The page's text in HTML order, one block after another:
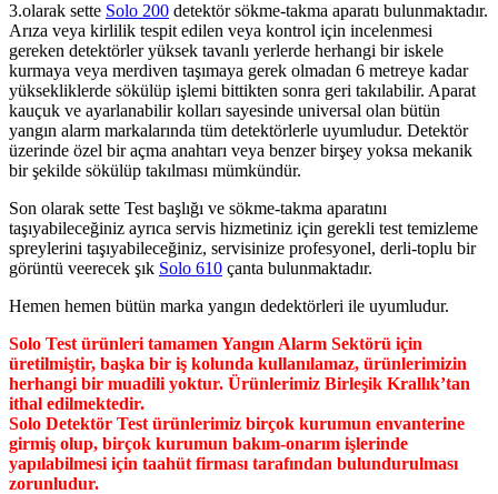
3.olarak sette Solo 200 detektör sökme-takma aparatı bulunmaktadır.
Arıza veya kirlilik tespit edilen veya kontrol için incelenmesi
gereken detektörler yüksek tavanlı yerlerde herhangi bir iskele
kurmaya veya merdiven taşımaya gerek olmadan 6 metreye kadar
yüksekliklerde sökülüp işlemi bittikten sonra geri takılabilir. Aparat
kauçuk ve ayarlanabilir kolları sayesinde universal olan bütün
yangın alarm markalarında tüm detektörlerle uyumludur. Detektör
üzerinde özel bir açma anahtarı veya benzer birşey yoksa mekanik
bir şekilde sökülüp takılması mümkündür.
Son olarak sette Test başlığı ve sökme-takma aparatını
taşıyabileceğiniz ayrıca servis hizmetiniz için gerekli test temizleme
spreylerini taşıyabileceğiniz, servisinize profesyonel, derli-toplu bir
görüntü veerecek şık Solo 610 çanta bulunmaktadır.
Hemen hemen bütün marka yangın dedektörleri ile uyumludur.
Solo Test ürünleri tamamen Yangın Alarm Sektörü için
üretilmiştir, başka bir iş kolunda kullanılamaz, ürünlerimizin
herhangi bir muadili yoktur. Ürünlerimiz Birleşik Krallık’tan
ithal edilmektedir.
Solo Detektör Test ürünlerimiz birçok kurumun envanterine
girmiş olup, birçok kurumun bakım-onarım işlerinde
yapılabilmesi için taahüt firması tarafından bulundurulması
zorunludur.